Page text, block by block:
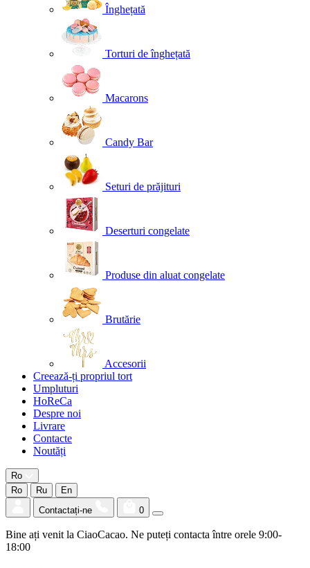
Înghețată
Torturi de înghețată
Macarons
Candy Bar
Seturi de prăjituri
Deserturi congelate
Produse din aluat congelate
Brutărie
Accesorii
Creează-ți propriul tort
Umpluturi
HoReCa
Despre noi
Livrare
Contacte
Noutăți
Ro
Ro
Ru
En
Contactați-ne
0
Bine ați venit la CiaoCacao. Ne puteți contacta între orele 9:00-
18:00